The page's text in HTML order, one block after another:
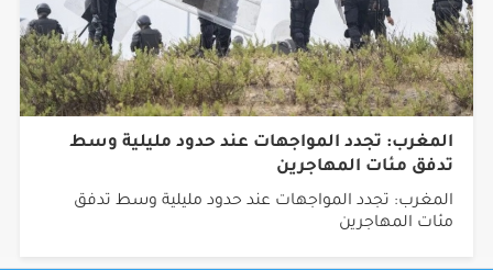
المغرب: تجدد المواجهات عند حدود مليلية وسط
تدفق مئات المهاجرين
المغرب: تجدد المواجهات عند حدود مليلية وسط تدفق
مئات المهاجرين